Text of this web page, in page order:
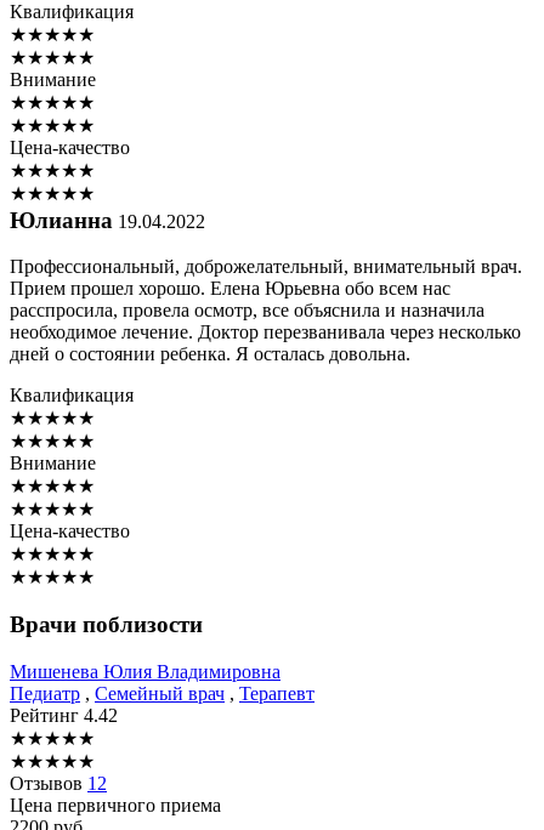
Квалификация
★★★★★
★★★★★
Внимание
★★★★★
★★★★★
Цена-качество
★★★★★
★★★★★
Юлианна 19.04.2022
Профессиональный, доброжелательный, внимательный врач.
Прием прошел хорошо. Елена Юрьевна обо всем нас
расспросила, провела осмотр, все объяснила и назначила
необходимое лечение. Доктор перезванивала через несколько
дней о состоянии ребенка. Я осталась довольна.
Квалификация
★★★★★
★★★★★
Внимание
★★★★★
★★★★★
Цена-качество
★★★★★
★★★★★
Врачи поблизости
Мишенева Юлия Владимировна
Педиатр , Семейный врач , Терапевт
Рейтинг 4.42
★★★★★
★★★★★
Отзывов 12
Цена первичного приема